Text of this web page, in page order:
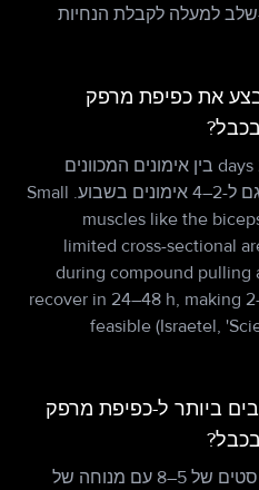
למעלה לקבלת הנחיות
את כפיפת מרפק
לרוב האנשים, יש לאפשר 1–2 days בין אימונים המכוונים
לאותה קבוצת שריר. זה מתורגם ל-2–4 אימונים בשבוע. Small
muscles like the
limited cross-sectional
during compound pulling
recover in 24–48 h, making
feasible (Israetel,
ביותר ל-כפיפת מרפק
תלוי במטרה שלך. לכוח: 3–4 סטים של 5–8 עם מנוחה של